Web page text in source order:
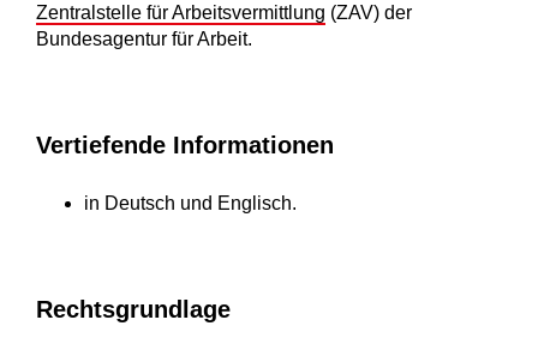
Zentralstelle für Arbeitsvermittlung (ZAV) der
Bundesagentur für Arbeit.
Vertiefende Informationen
in Deutsch und Englisch.
Rechtsgrundlage